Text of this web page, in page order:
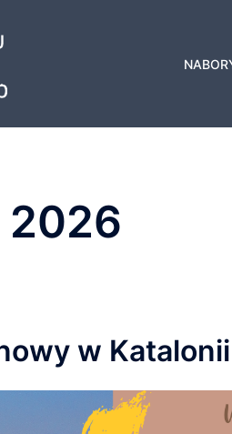
2026
w Katalonii